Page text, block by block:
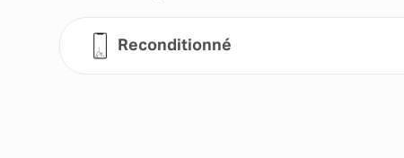
Reconditionné